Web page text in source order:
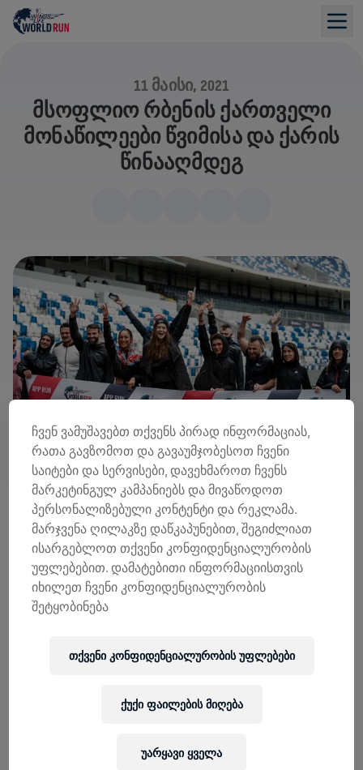
11 ᲛᲐᲘᲡᲘ, 2021
ᲛᲡᲝᲤᲚᲘᲝ ᲠᲑᲔᲜᲘᲡ ᲥᲐᲠᲗᲕᲔᲚᲘ
ᲛᲝᲜᲐᲬᲘᲚᲔᲔᲑᲘ ᲬᲕᲘᲛᲘᲡᲐ ᲓᲐ ᲥᲐᲠᲘᲡ
ᲬᲘᲜᲐᲐᲦᲛᲓᲔᲒ
მაისის წვიმა მსოფლიო რბენის მონაწილეებს ვერ
შეაჩერებს- ეს კიდევ ერთხელ დაამტკიცეს
ინდივიდუალურად და გუნდურად მორბენლებმა. 9
მაისს, საქართველოში მსოფლიო რბენაში ასობით
ადამიანი ჩაერთო და ზურგის ტვინის დაზიანების
ვისაც დინამოს მოედანზე სირბილი ოცნებად ჰქონდა, 9
პაიჭაძის სახელობის მოედანზე.
ბილიკებზე შეკრიბა. სიმწვანეში სირბილი
განსაკუთრებით სასიამოვნო აღმოჩნდა მომღერალი
ჩვენ ვამუშავებთ თქვენს პირად ინფორმაციას,
რათა გავზომოთ და გავაუმჯობესოთ ჩვენი
საიტები და სერვისები, დავეხმაროთ ჩვენს
მარკეტინგულ კამპანიებს და მივაწოდოთ
პერსონალიზებული კონტენტი და რეკლამა.
მარჯვენა ღილაკზე დაწკაპუნებით, შეგიძლიათ
ისარგებლოთ თქვენი კონფიდენციალურობის
უფლებებით. დამატებითი ინფორმაციისთვის
იხილეთ ჩვენი კონფიდენციალურობის
შეტყობინება
თქვენი კონფიდენციალურობის უფლებები
უარყავი ყველა
ქუქი ფაილების მიღება